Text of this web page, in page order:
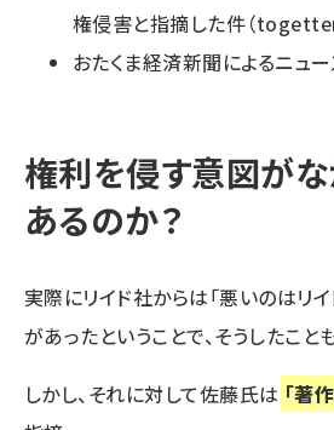
権侵害と指摘した件（
おたくま経済新聞によるニュ
権利を侵す意図が
あるのか？
実際にリイド社からは「悪いのはリ
があったということで、そうしたこ
しかし、それに対して佐藤氏は 「著